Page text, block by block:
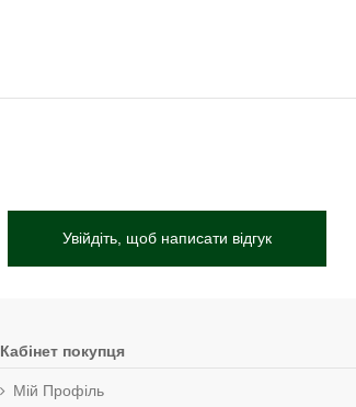
Увійдіть, щоб написати відгук
Кабінет покупця
Мій Профіль